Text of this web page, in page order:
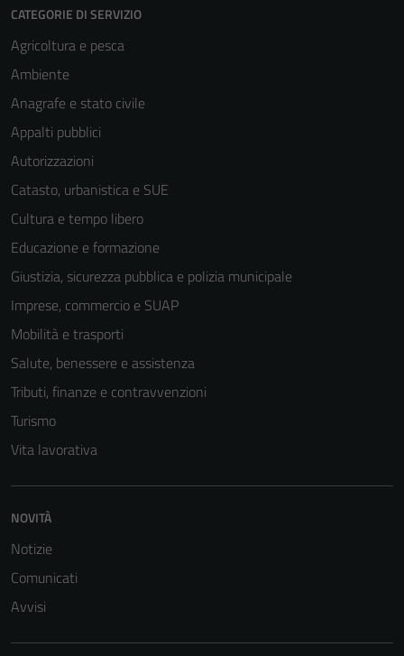
CATEGORIE DI SERVIZIO
Agricoltura e pesca
Ambiente
Anagrafe e stato civile
Appalti pubblici
Autorizzazioni
Catasto, urbanistica e SUE
Cultura e tempo libero
Educazione e formazione
Giustizia, sicurezza pubblica e polizia municipale
Imprese, commercio e SUAP
Mobilità e trasporti
Salute, benessere e assistenza
Tributi, finanze e contravvenzioni
Turismo
Vita lavorativa
NOVITÀ
Notizie
Comunicati
Avvisi